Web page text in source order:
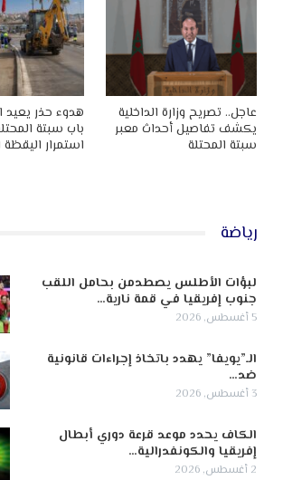
عاجل.. تصريح وزارة الداخلية
يكشف تفاصيل أحداث معبر
سبتة المحتلة
هدوء حذر يعيد
باب سبتة
استمرار اليقظة
رياضة
لبؤات الأطلس يصطدمن بحامل اللقب
جنوب إفريقيا في قمة نارية…
5 أغسطس, 2026
الـ”يويفا” يهدد باتخاذ إجراءات قانونية
ضد…
3 أغسطس, 2026
الكاف يحدد موعد قرعة دوري أبطال
إفريقيا والكونفدرالية…
2 أغسطس, 2026